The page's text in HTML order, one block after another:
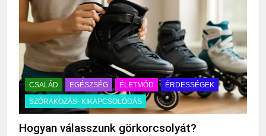
CSALÁD EGÉSZSÉG ÉLETMÓD
ÉRDESSÉGEK
SZÓRAKOZÁS- KIKAPCSOLÓDÁS
Hogyan válasszunk görkorcsolyát?